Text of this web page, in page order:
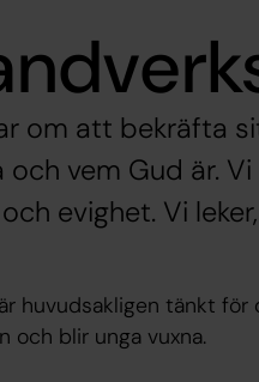
om att bekräfta
vem Gud är.
evighet. Vi
huvudsakligen tänkt för
och blir unga vuxna.